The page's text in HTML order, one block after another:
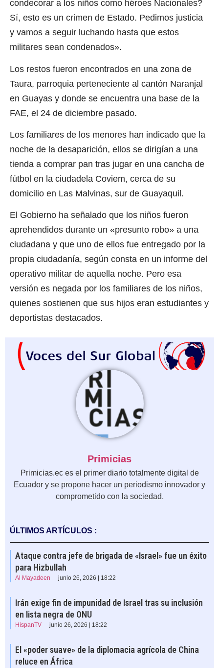
condecorar a los niños como héroes Nacionales?
Sí, esto es un crimen de Estado. Pedimos justicia
y vamos a seguir luchando hasta que estos
militares sean condenados».
Los restos fueron encontrados en una zona de
Taura, parroquia perteneciente al cantón Naranjal
en Guayas y donde se encuentra una base de la
FAE, el 24 de diciembre pasado.
Los familiares de los menores han indicado que la
noche de la desaparición, ellos se dirigían a una
tienda a comprar pan tras jugar en una cancha de
fútbol en la ciudadela Coviem, cerca de su
domicilio en Las Malvinas, sur de Guayaquil.
El Gobierno ha señalado que los niños fueron
aprehendidos durante un «presunto robo» a una
ciudadana y que uno de ellos fue entregado por la
propia ciudadanía, según consta en un informe del
operativo militar de aquella noche. Pero esa
versión es negada por los familiares de los niños,
quienes sostienen que sus hijos eran estudiantes y
deportistas destacados.
Primicias
Primicias.ec es el primer diario totalmente digital de
Ecuador y se propone hacer un periodismo innovador y
comprometido con la sociedad.
ÚLTIMOS ARTÍCULOS :
Ataque contra jefe de brigada de «Israel» fue un éxito
para Hizbullah
Al Mayadeen junio 26, 2026 | 18:22
Irán exige fin de impunidad de Israel tras su inclusión
en lista negra de ONU
HispanTV junio 26, 2026 | 18:22
El «poder suave» de la diplomacia agrícola de China
reluce en África